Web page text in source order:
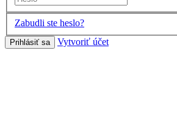
Zabudli ste heslo?
Prihlásiť sa Vytvoriť účet